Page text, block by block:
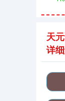
创
天
详